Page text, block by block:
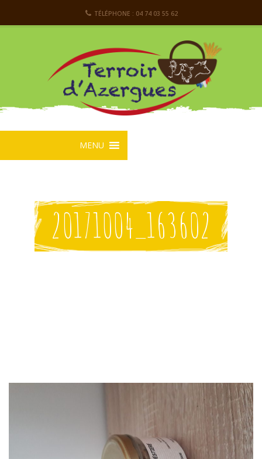
TÉLÉPHONE : 04 74 03 55 62
MENU
20171004_163602